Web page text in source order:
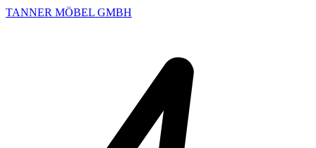
TANNER MÖBEL GMBH